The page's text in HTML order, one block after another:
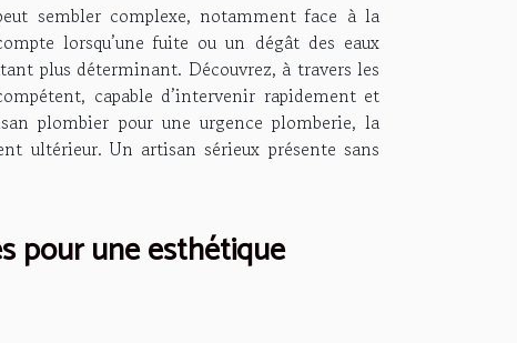
sembler complexe, notamment face à la
lorsqu’une fuite ou un dégât des eaux
plus déterminant. Découvrez, à travers les
capable d’intervenir rapidement et
plombier pour une urgence plomberie, la
ultérieur. Un artisan sérieux présente sans
pour une esthétique